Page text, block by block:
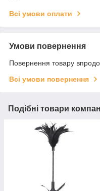
Всі умови оплати
Умови повернення
Повернення товару
Всі умови повернення
Подібні товари